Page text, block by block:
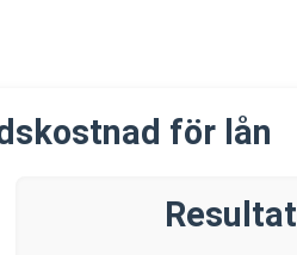
för lån
Resultat